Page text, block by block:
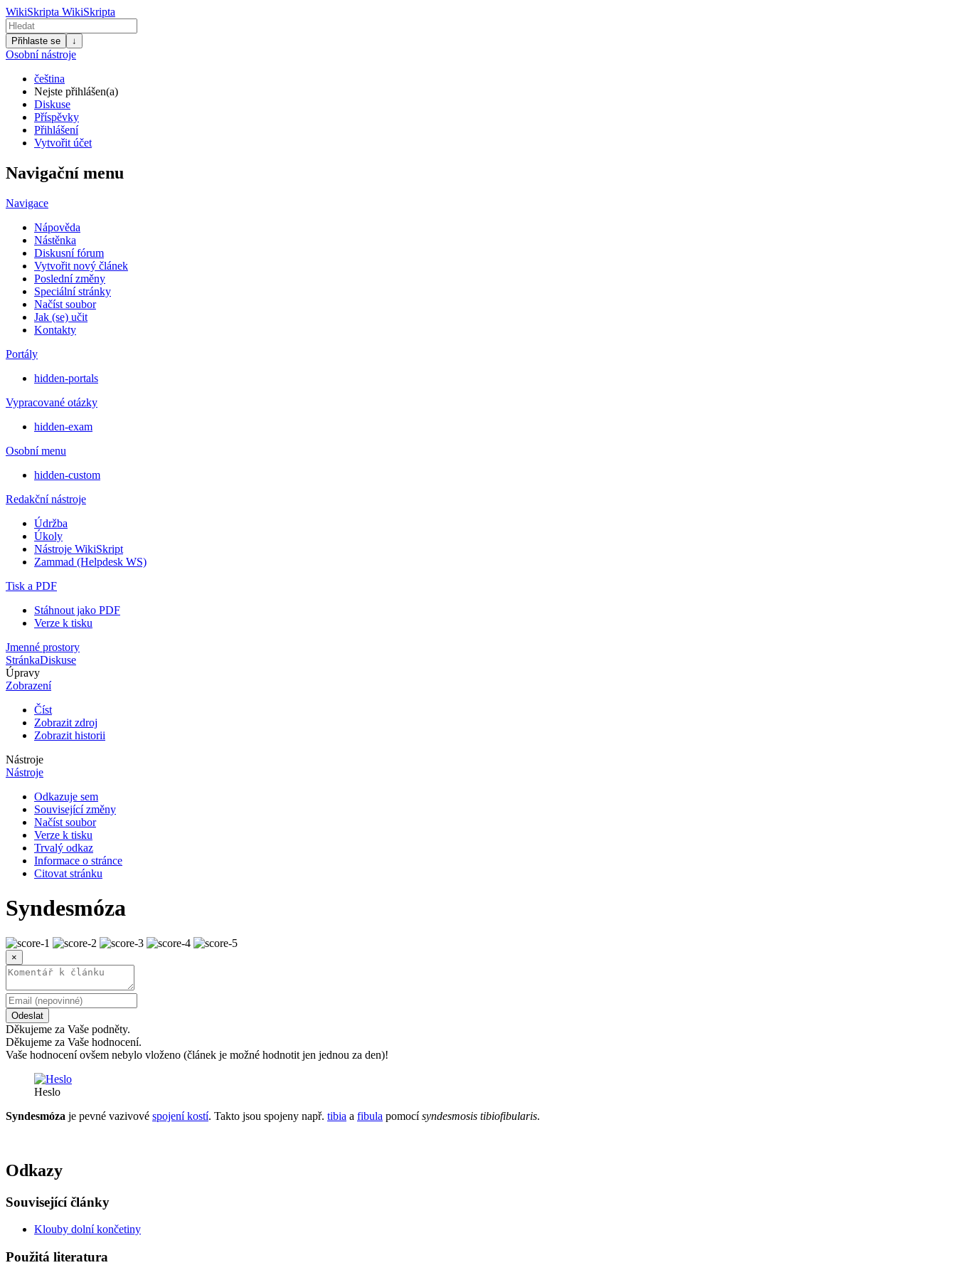
WikiSkripta WikiSkripta
Přihlaste se ↓
Osobní nástroje
čeština
Nejste přihlášen(a)
Diskuse
Příspěvky
Přihlášení
Vytvořit účet
Navigační menu
Navigace
Nápověda
Nástěnka
Diskusní fórum
Vytvořit nový článek
Poslední změny
Speciální stránky
Načíst soubor
Jak (se) učit
Kontakty
Portály
hidden-portals
Vypracované otázky
hidden-exam
Osobní menu
hidden-custom
Redakční nástroje
Údržba
Úkoly
Nástroje WikiSkript
Zammad (Helpdesk WS)
Tisk a PDF
Stáhnout jako PDF
Verze k tisku
Jmenné prostory
StránkaDiskuse
Úpravy
Zobrazení
Číst
Zobrazit zdroj
Zobrazit historii
Nástroje
Nástroje
Odkazuje sem
Související změny
Načíst soubor
Verze k tisku
Trvalý odkaz
Informace o stránce
Citovat stránku
Syndesmóza
×
Odeslat
Děkujeme za Vaše podněty.
Děkujeme za Vaše hodnocení.
Vaše hodnocení ovšem nebylo vloženo (článek je možné hodnotit jen jednou za den)!
Heslo
Syndesmóza je pevné vazivové spojení kostí. Takto jsou spojeny např. tibia a fibula pomocísyndesmosis tibiofibularis.
Odkazy
Související články
Klouby dolní končetiny
Použitá literatura